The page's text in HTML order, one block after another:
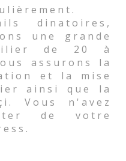
dinatoires,
une grande
de 20 à
assurons la
et la mise
ainsi que la
Vous n'avez
de votre